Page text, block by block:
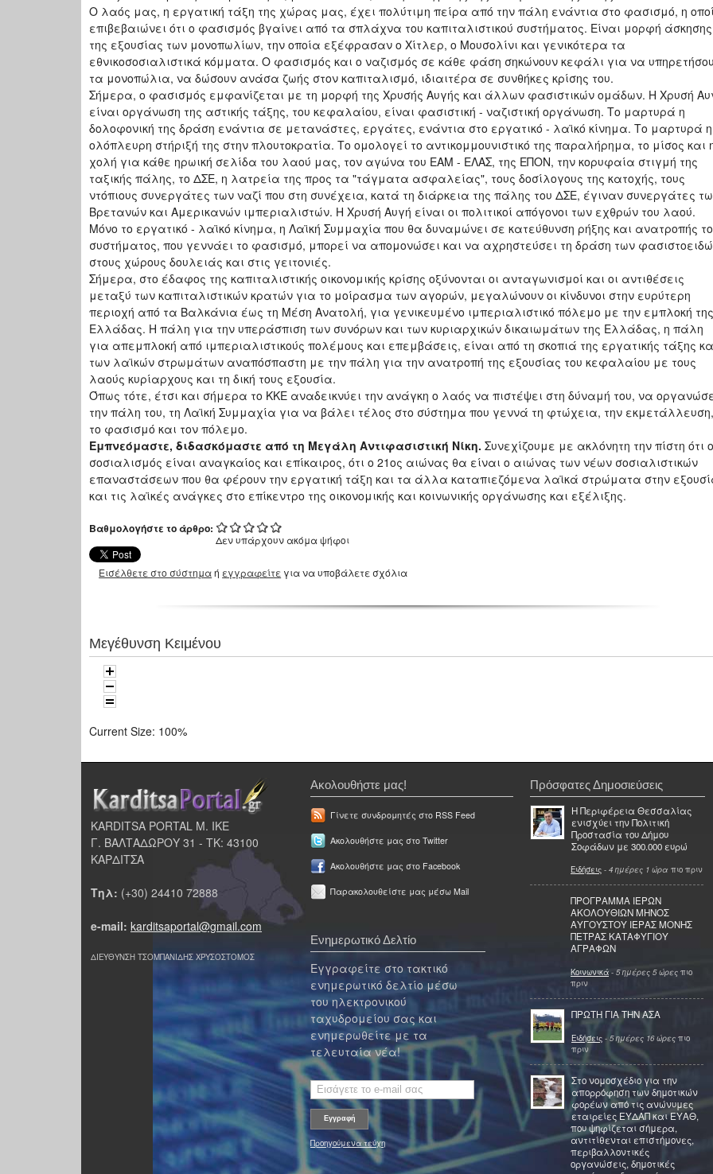
Ο λαός μας, η εργατική τάξη της χώρας μας, έχει πολύτιμη πείρα από την πάλη ενάντια στο φασισμό, η
επιβεβαιώνει ότι ο φασισμός βγαίνει από τα σπλάχνα του καπιταλιστικού συστήματος. Είναι μορφή άσκησης
της εξουσίας των μονοπωλίων, την οποία εξέφρασαν ο Χίτλερ, ο Μουσολίνι και γενικότερα τα
εθνικοσοσιαλιστικά κόμματα. Ο φασισμός και ο ναζισμός σε κάθε φάση σηκώνουν κεφάλι για να
τα μονοπώλια, να δώσουν ανάσα ζωής στον καπιταλισμό, ιδιαιτέρα σε συνθήκες κρίσης του.
Σήμερα, ο φασισμός εμφανίζεται με τη μορφή της Χρυσής Αυγής και άλλων φασιστικών ομάδων. Η Χρυσή
είναι οργάνωση της αστικής τάξης, του κεφαλαίου, είναι φασιστική - ναζιστική οργάνωση. Το μαρτυρά η
δολοφονική της δράση ενάντια σε μετανάστες, εργάτες, ενάντια στο εργατικό - λαϊκό κίνημα. Το μαρτυρά η
ολόπλευρη στήριξή της στην πλουτοκρατία. Το ομολογεί το αντικομμουνιστικό της παραλήρημα, το μίσος και
χολή για κάθε ηρωική σελίδα του λαού μας, τον αγώνα του ΕΑΜ - ΕΛΑΣ, της ΕΠΟΝ, την κορυφαία στιγμή της
ταξικής πάλης, το ΔΣΕ, η λατρεία της προς τα "τάγματα ασφαλείας", τους δοσίλογους της κατοχής, τους
ντόπιους συνεργάτες των ναζί που στη συνέχεια, κατά τη διάρκεια της πάλης του ΔΣΕ, έγιναν συνεργάτες
Βρετανών και Αμερικανών ιμπεριαλιστών. Η Χρυσή Αυγή είναι οι πολιτικοί απόγονοι των εχθρών του λαού.
Μόνο το εργατικό - λαϊκό κίνημα, η Λαϊκή Συμμαχία που θα δυναμώνει σε κατεύθυνση ρήξης και ανατροπής
συστήματος, που γεννάει το φασισμό, μπορεί να απομονώσει και να αχρηστεύσει τη δράση των
στους χώρους δουλειάς και στις γειτονιές.
Σήμερα, στο έδαφος της καπιταλιστικής οικονομικής κρίσης οξύνονται οι ανταγωνισμοί και οι αντιθέσεις
μεταξύ των καπιταλιστικών κρατών για το μοίρασμα των αγορών, μεγαλώνουν οι κίνδυνοι στην ευρύτερη
περιοχή από τα Βαλκάνια έως τη Μέση Ανατολή, για γενικευμένο ιμπεριαλιστικό πόλεμο με την εμπλοκή της
Ελλάδας. Η πάλη για την υπεράσπιση των συνόρων και των κυριαρχικών δικαιωμάτων της Ελλάδας, η πάλη
για απεμπλοκή από ιμπεριαλιστικούς πολέμους και επεμβάσεις, είναι από τη σκοπιά της εργατικής τάξης
των λαϊκών στρωμάτων αναπόσπαστη με την πάλη για την ανατροπή της εξουσίας του κεφαλαίου με τους
λαούς κυρίαρχους και τη δική τους εξουσία.
Όπως τότε, έτσι και σήμερα το ΚΚΕ αναδεικνύει την ανάγκη ο λαός να πιστέψει στη δύναμή του, να
την πάλη του, τη Λαϊκή Συμμαχία για να βάλει τέλος στο σύστημα που γεννά τη φτώχεια, την εκμετάλλευση,
το φασισμό και τον πόλεμο.
Εμπνεόμαστε, διδασκόμαστε από τη Μεγάλη Αντιφασιστική Νίκη. Συνεχίζουμε με ακλόνητη την πίστη ότι ο
σοσιαλισμός είναι αναγκαίος και επίκαιρος, ότι ο 21ος αιώνας θα είναι ο αιώνας των νέων σοσιαλιστικών
επαναστάσεων που θα φέρουν την εργατική τάξη και τα άλλα καταπιεζόμενα λαϊκά στρώματα στην
και τις λαϊκές ανάγκες στο επίκεντρο της οικονομικής και κοινωνικής οργάνωσης και εξέλιξης.
Βαθμολογήστε το άρθρο:
Δεν υπάρχουν ακόμα ψήφοι
Εισέλθετε στο σύστημαή εγγραφείτε για να υποβάλετε σχόλια
Μεγέθυνση Κειμένου
Current Size: 100%
KARDITSA PORTAL Μ. ΙΚΕ
Γ. ΒΑΛΤΑΔΩΡΟΥ 31 - ΤΚ: 43100
ΚΑΡΔΙΤΣΑ
Τηλ: (+30) 24410 72888
e-mail: karditsaportal@gmail.com
ΔΙΕΥΘΥΝΣΗ ΤΣΟΜΠΑΝΙΔΗΣ ΧΡΥΣΟΣΤΟΜΟΣ
Ακολουθήστε μας!
Γίνετε συνδρομητές στο RSS Feed
Ακολουθήστε μας στο Twitter
Ακολουθήστε μας στο Facebook
Παρακολουθείστε μας μέσω Mail
Ενημερωτικό Δελτίο
Εγγραφείτε στο τακτικό
ενημερωτικό δελτίο μέσω
του ηλεκτρονικού
ταχυδρομείου σας και
ενημερωθείτε με τα
τελευταία νέα!
Προηγούμενα τεύχη
Πρόσφατες Δημοσιεύσεις
Η Περιφέρεια Θεσσαλίας
ενισχύει την Πολιτική
Προστασία του Δήμου
Σοφάδων με 300.000 ευρώ
Ειδήσεις - 4 ημέρες 1 ώρα πιο πριν
ΠΡΟΓΡΑΜΜΑ ΙΕΡΩΝ
ΑΚΟΛΟΥΘΙΩΝ ΜΗΝΟΣ
ΑΥΓΟΥΣΤΟΥ ΙΕΡΑΣ ΜΟΝΗΣ
ΠΕΤΡΑΣ ΚΑΤΑΦΥΓΙΟΥ
ΑΓΡΑΦΩΝ
Κοινωνικά - 5 ημέρες 5 ώρες πιο
πριν
ΠΡΩΤΗ ΓΙΑ ΤΗΝ ΑΣΑ
Ειδήσεις - 5 ημέρες 16 ώρες πιο
πριν
Στο νομοσχέδιο για την
απορρόφηση των δημοτικών
φορέων από τις ανώνυμες
εταιρείες ΕΥΔΑΠ και ΕΥΑΘ,
που ψηφίζεται σήμερα,
αντιτίθενται επιστήμονες,
περιβαλλοντικές
οργανώσεις, δημοτικές